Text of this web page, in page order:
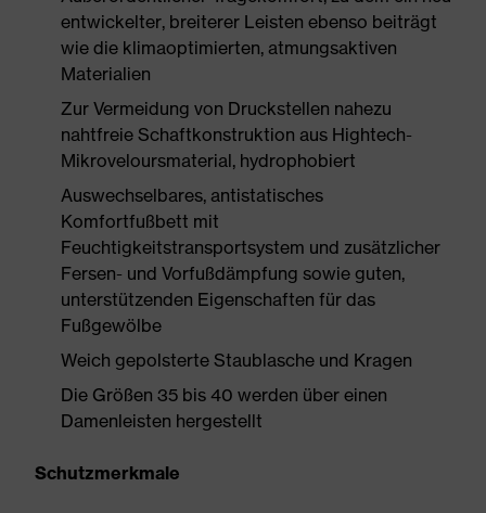
entwickelter, breiterer Leisten ebenso beiträgt
wie die klimaoptimierten, atmungsaktiven
Materialien
Zur Vermeidung von Druckstellen nahezu
nahtfreie Schaftkonstruktion aus Hightech-
Mikroveloursmaterial, hydrophobiert
Auswechselbares, antistatisches
Komfortfußbett mit
Feuchtigkeitstransportsystem und zusätzlicher
Fersen- und Vorfußdämpfung sowie guten,
unterstützenden Eigenschaften für das
Fußgewölbe
Weich gepolsterte Staublasche und Kragen
Die Größen 35 bis 40 werden über einen
Damenleisten hergestellt
Schutzmerkmale